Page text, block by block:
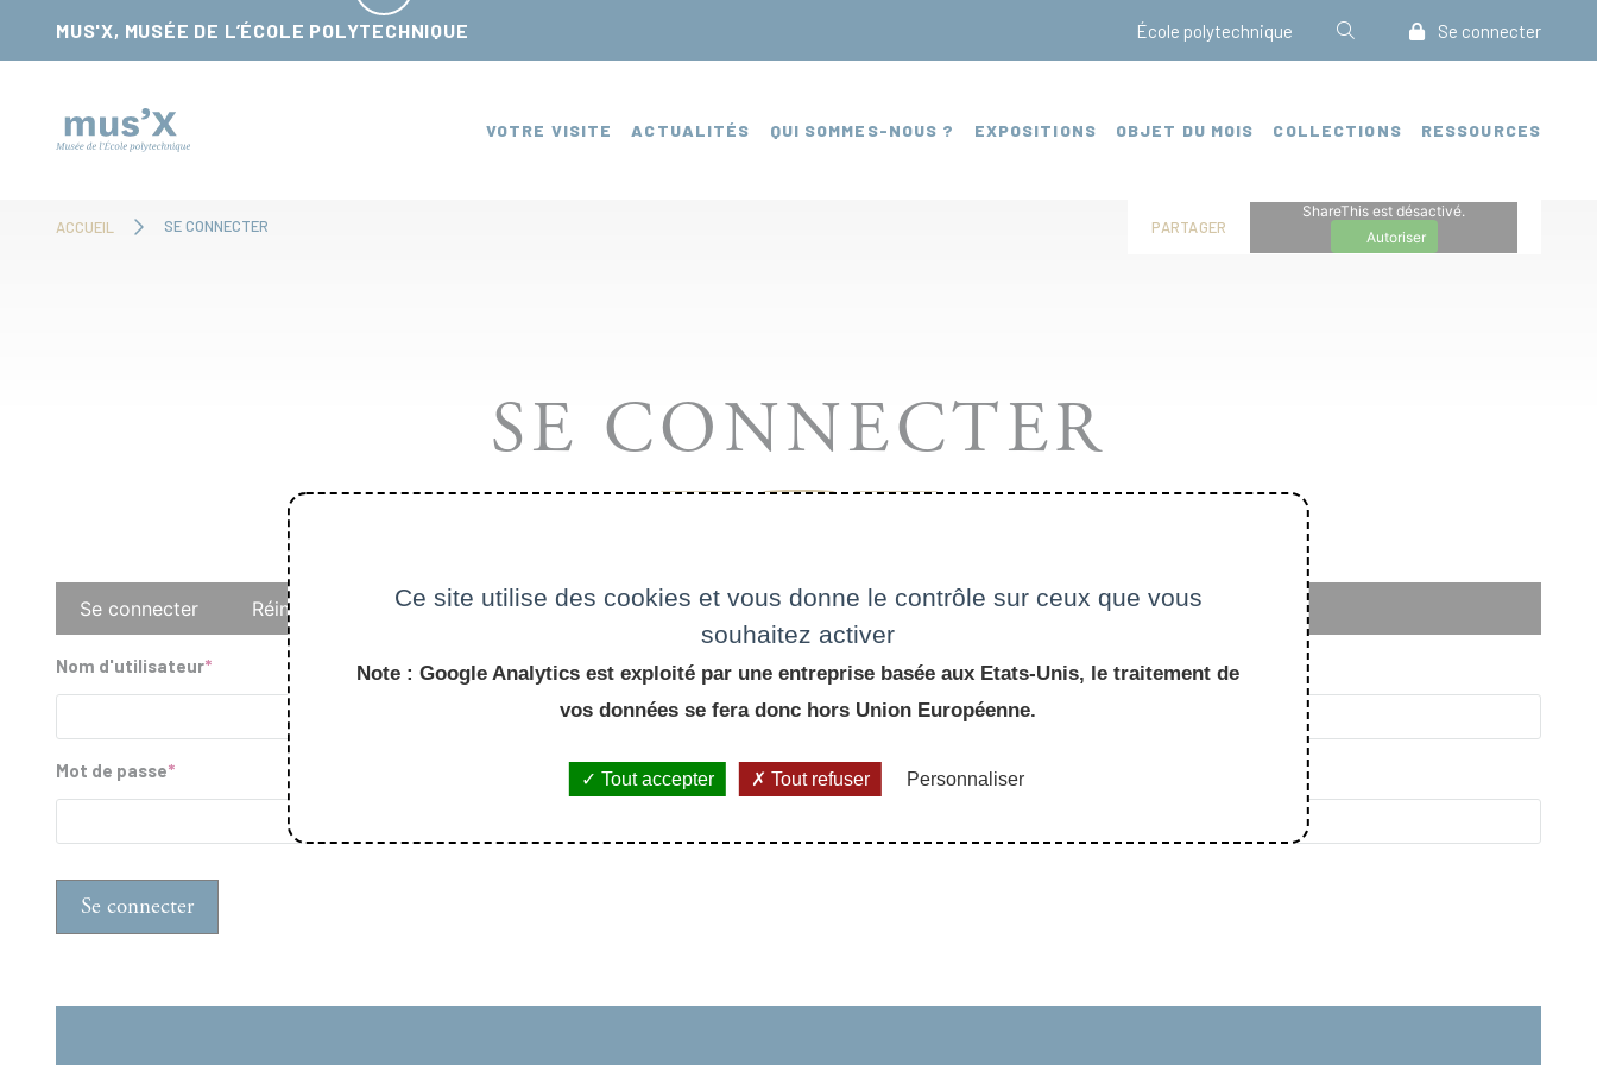
MUS'X, MUSÉE DE L’ÉCOLE POLYTECHNIQUE École polytechnique Se connecter
VOTRE VISITE ACTUALITÉS QUI SOMMES-NOUS ? EXPOSITIONS OBJET DU MOIS COLLECTIONS RESSOURCES
ACCUEIL SE CONNECTER PARTAGER
ShareThis est désactivé.
Autoriser
SE CONNECTER
Onglets
principaux
Se connecter Réinitialiser votre mot de passe
Nom d'utilisateur
Mot de passe
Ce site utilise des cookies et vous donne le contrôle sur ceux que vous
souhaitez activer
Note : Google Analytics est exploité par une entreprise basée aux Etats-Unis, le traitement de
vos données se fera donc hors Union Européenne.
Tout accepter Tout refuser Personnaliser